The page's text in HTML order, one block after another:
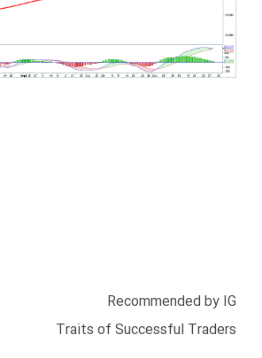
Recommended by IG
Traits of Successful Traders